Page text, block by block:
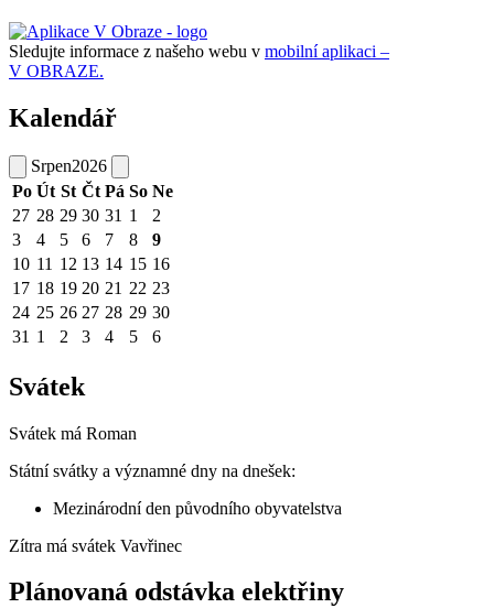
Sledujte informace z našeho webu v mobilní aplikaci –
V OBRAZE.
Kalendář
Srpen2026
Po Út St Čt Pá So Ne
27 28 29 30 31 1
2
3
4 5 6 7 8
9
10 11 12 13 14 15 16
17 18 19 20 21 22 23
24 25 26 27 28 29 30
31 1 2 3 4 5 6
Svátek
Svátek má Roman
Státní svátky a významné dny na dnešek:
Mezinárodní den původního obyvatelstva
Zítra má svátek Vavřinec
Plánovaná odstávka elektřiny